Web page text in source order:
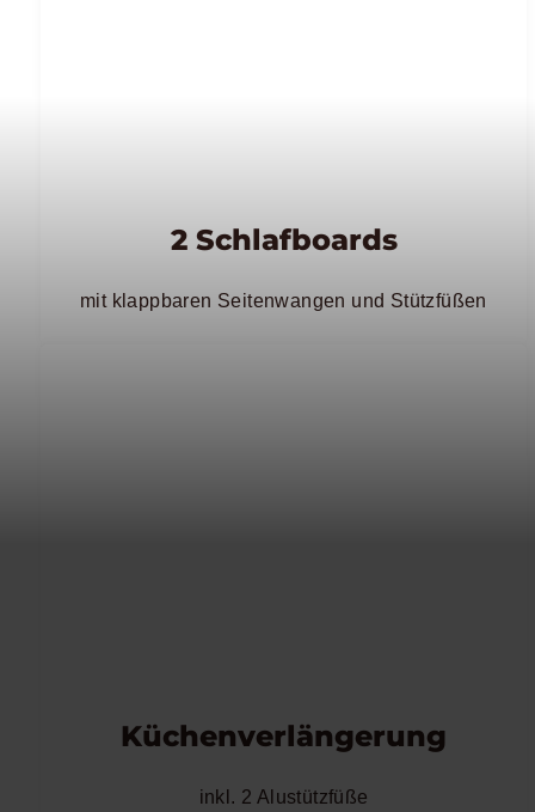
2 Schlafboards
mit klappbaren Seitenwangen und Stützfüßen
Küchenverlängerung
inkl. 2 Alustützfüße